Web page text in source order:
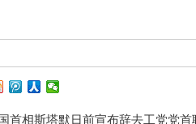
相斯塔默日前宣布辞去工党党首